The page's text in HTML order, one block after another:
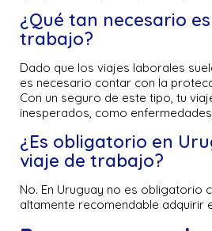
¿Qué tan necesario
trabajo?
Dado que los viajes laborales
es necesario contar con la
Con un seguro de este tipo, tu
inesperados, como
¿Es obligatorio en
viaje de trabajo?
No. En Uruguay no es obligatorio
altamente recomendable adquirir